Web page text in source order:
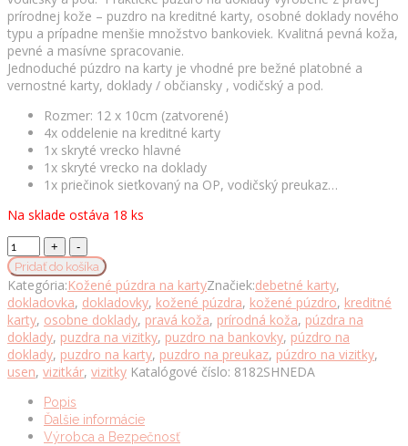
prírodnej kože – puzdro na kreditné karty, osobné doklady nového
typu a prípadne menšie množstvo bankoviek. Kvalitná pevná koža,
pevné a masívne spracovanie.
Jednoduché púzdro na karty je vhodné pre bežné platobné a
vernostné karty, doklady / občiansky , vodičský a pod.
Rozmer: 12 x 10cm (zatvorené)
4x oddelenie na kreditné karty
1x skryté vrecko hlavné
1x skryté vrecko na doklady
1x priečinok sieťkovaný na OP, vodičský preukaz…
Na sklade ostáva 18 ks
Jednoduché
púzdro
na
karty
z
pravej
kože
vo
svetlo
hnedej
farbe
množstvo
Pridať do košíka
Kategória:Kožené púzdra na kartyZnačiek:debetné karty,
dokladovka, dokladovky, kožené púzdra, kožené púzdro, kreditné
karty, osobne doklady, pravá koža, prírodná koža, púzdra na
doklady, puzdra na vizitky, puzdro na bankovky, púzdro na
doklady, puzdro na karty, puzdro na preukaz, púzdro na vizitky,
usen, vizitkár, vizitky Katalógové číslo: 8182SHNEDA
Popis
Ďalšie informácie
Výrobca a Bezpečnosť